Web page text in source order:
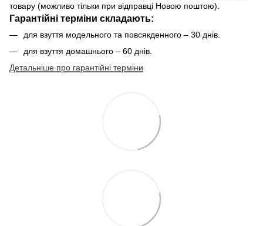
товару (можливо тільки при відправці Новою поштою).
Гарантійні терміни складають:
для взуття модельного та повсякденного – 30 днів.
для взуття домашнього – 60 днів.
Детальніше про гарантійні терміни